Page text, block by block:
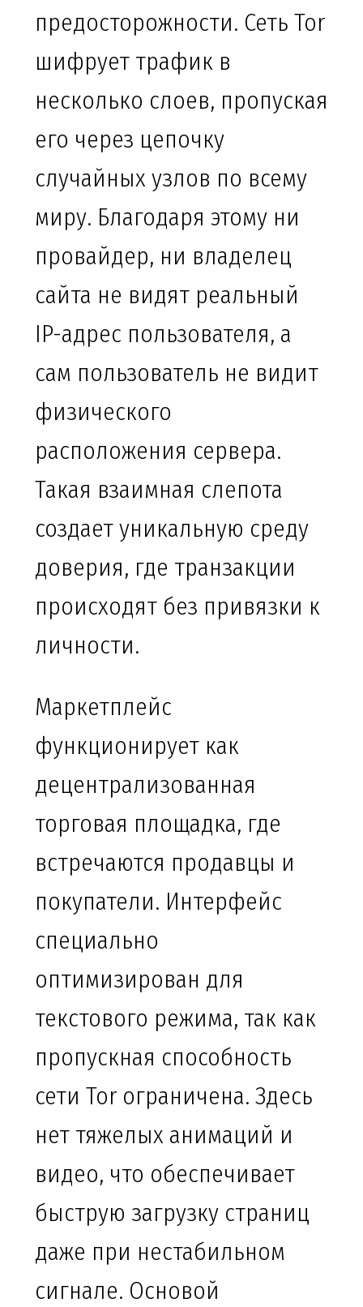
предосторожности. Сеть Tor
шифрует трафик в
несколько слоев, пропуская
его через цепочку
случайных узлов по всему
миру. Благодаря этому ни
провайдер, ни владелец
сайта не видят реальный
IP-адрес пользователя, а
сам пользователь не видит
физического
расположения сервера.
Такая взаимная слепота
создает уникальную среду
доверия, где транзакции
происходят без привязки к
личности.
Маркетплейс
функционирует как
децентрализованная
торговая площадка, где
встречаются продавцы и
покупатели. Интерфейс
специально
оптимизирован для
текстового режима, так как
пропускная способность
сети Tor ограничена. Здесь
нет тяжелых анимаций и
видео, что обеспечивает
быструю загрузку страниц
даже при нестабильном
сигнале. Основой